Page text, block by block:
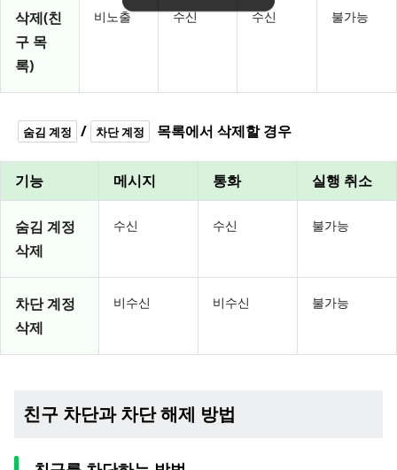
삭제(친
구 목
록)
비노출 수신 수신 불가능
숨김 계정 / 차단 계정 목록에서 삭제할 경우
기능 메시지 통화 실행 취소
숨김 계정
삭제
수신 수신 불가능
차단 계정
삭제
비수신 비수신 불가능
친구 차단과 차단 해제 방법